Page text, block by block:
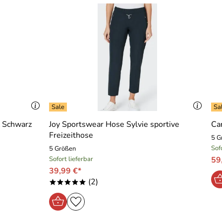
Joy Sportswear Hose Sylvie sportive
Freizeithose
5 Größen
Sofort lieferbar
39,99 €*
***** (2)
5